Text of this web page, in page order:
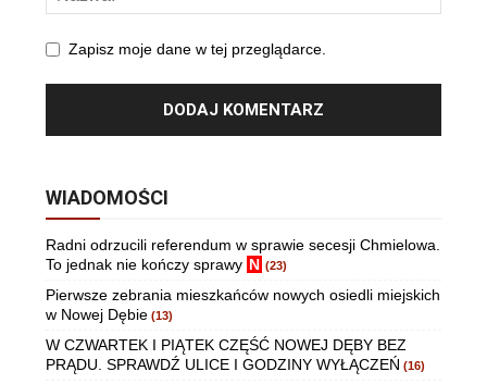
Zapisz moje dane w tej przeglądarce.
WIADOMOŚCI
Radni odrzucili referendum w sprawie secesji Chmielowa.
To jednak nie kończy sprawy N (23)
Pierwsze zebrania mieszkańców nowych osiedli miejskich
w Nowej Dębie (13)
W CZWARTEK I PIĄTEK CZĘŚĆ NOWEJ DĘBY BEZ
PRĄDU. SPRAWDŹ ULICE I GODZINY WYŁĄCZEŃ (16)